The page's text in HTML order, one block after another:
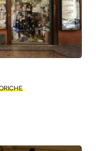
Piazze, vie, monumenti
Terme e benessere
FILTRI
Seleziona un periodo
CERCA